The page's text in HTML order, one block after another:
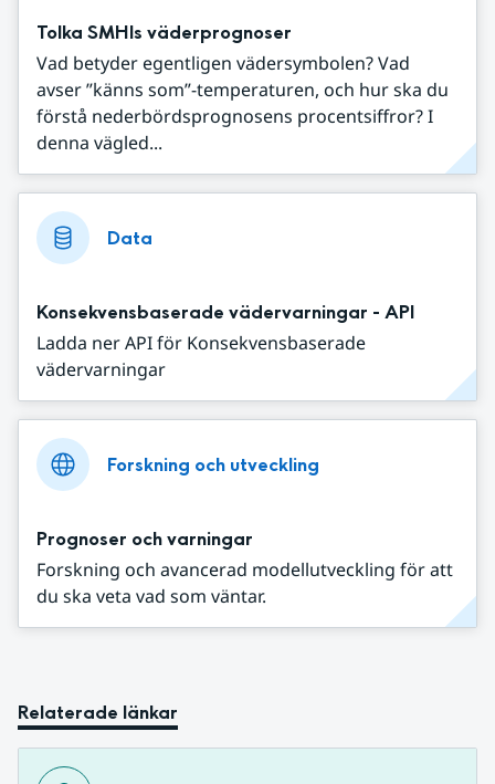
Tolka SMHIs väderprognoser
Vad betyder egentligen vädersymbolen? Vad
avser ”känns som”-temperaturen, och hur ska du
förstå nederbördsprognosens procentsiffror? I
denna vägled...
Data
Konsekvensbaserade vädervarningar - API
Ladda ner API för Konsekvensbaserade
vädervarningar
Forskning och utveckling
Prognoser och varningar
Forskning och avancerad modellutveckling för att
du ska veta vad som väntar.
Relaterade länkar